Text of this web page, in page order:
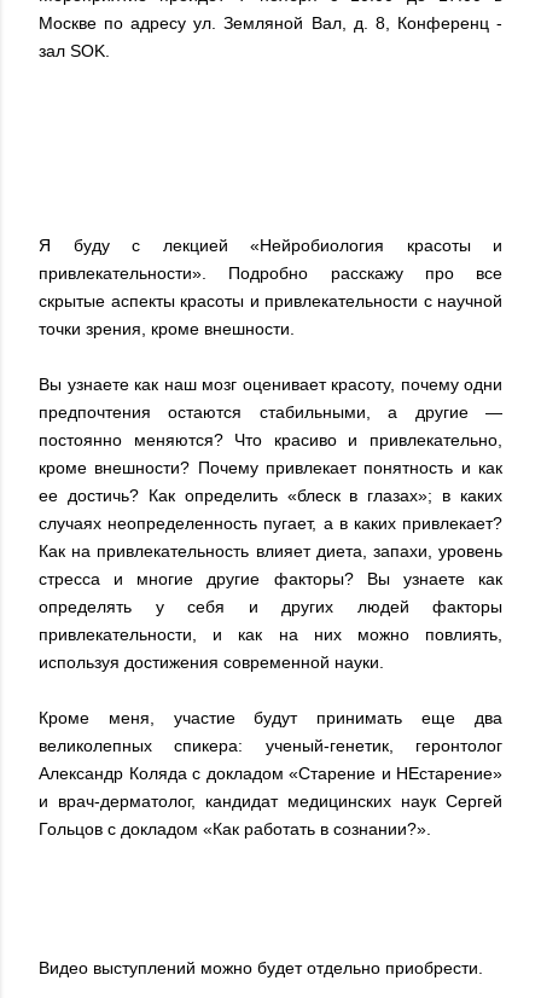
Москве по адресу ул. Земляной Вал, д. 8, Конференц -
зал SOK.
Я буду с лекцией «Нейробиология красоты и
привлекательности». Подробно расскажу про все
скрытые аспекты красоты и привлекательности с научной
точки зрения, кроме внешности.
Вы узнаете как наш мозг оценивает красоту, почему одни
предпочтения остаются стабильными, а другие —
постоянно меняются? Что красиво и привлекательно,
кроме внешности? Почему привлекает понятность и как
ее достичь? Как определить «блеск в глазах»; в каких
случаях неопределенность пугает, а в каких привлекает?
Как на привлекательность влияет диета, запахи, уровень
стресса и многие другие факторы? Вы узнаете как
определять у себя и других людей факторы
привлекательности, и как на них можно повлиять,
используя достижения современной науки.
Кроме меня, участие будут принимать еще два
великолепных спикера: ученый-генетик, геронтолог
Александр Коляда с докладом «Старение и НЕстарение»
и врач-дерматолог, кандидат медицинских наук Сергей
Гольцов с докладом «Как работать в сознании?».
Видео выступлений можно будет отдельно приобрести.